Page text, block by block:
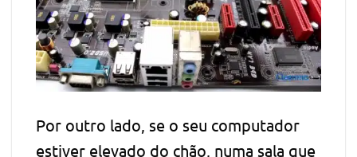
Por outro lado, se o seu computador
estiver elevado do chão, numa sala que